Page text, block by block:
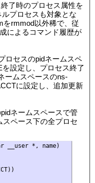
了時のプロセス属性を
プロセスも対象とな
をrmmod以外稀で、従
によるコマンド履歴が
ロセスのpidネームスペ
設定し、プロセス終了
ームスペースのns-
に設定し、追加更新
ネームスペースで管
ペース下の全プロセ
__user *, name)